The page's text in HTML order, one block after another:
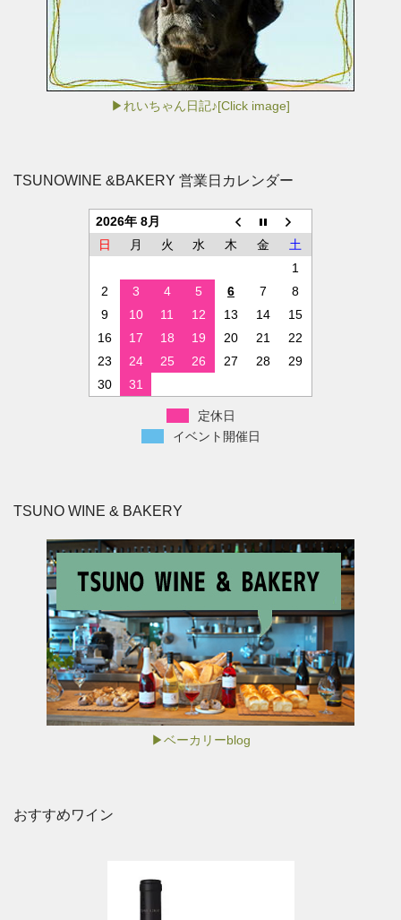
▶れいちゃん日記♪[Click image]
TSUNOWINE &BAKERY 営業日カレンダー
2026年 8月
日
月 火 水 木 金
土
1
2
3 4 5 6 7
8
9
10 11 12 13 14
15
16
17 18 19 20 21
22
23
24 25 26 27 28
29
30
31
定休日
イベント開催日
TSUNO WINE & BAKERY
▶ベーカリーblog
おすすめワイン